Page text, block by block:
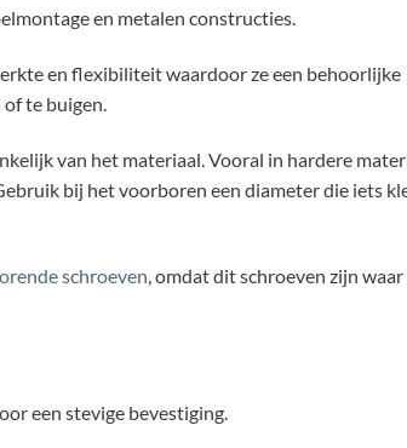
en metalen constructies.
en flexibiliteit waardoor ze een behoorlijke
te buigen.
van het materiaal. Vooral in hardere
bij het voorboren een diameter die iets
schroeven, omdat dit schroeven zijn waar
een stevige bevestiging.